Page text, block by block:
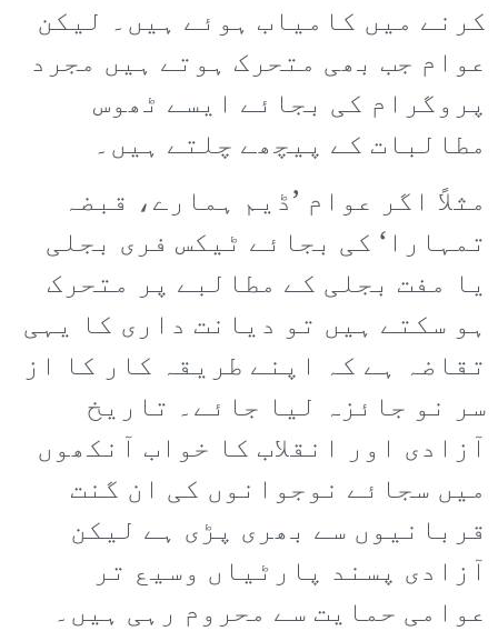
کرنے میں کامیاب ہوئے ہیں۔ لیکن
عوام جب بھی متحرک ہوتے ہیں مجرد
پروگرام کی بجائے ایسے ٹھوس
مطالبات کے پیچھے چلتے ہیں۔
مثلاً اگر عوام ’ڈیم ہمارے، قبضہ
تمہارا‘ کی بجائے ٹیکس فری بجلی
یا مفت بجلی کے مطالبے پر متحرک
ہو سکتے ہیں تو دیانت داری کا یہی
تقاضہ ہے کہ اپنے طریقہ کار کا از
سر نو جائزہ لیا جائے۔ تاریخ
آزادی اور انقلاب کا خواب آنکھوں
میں سجائے نوجوانوں کی ان گنت
قربانیوں سے بھری پڑی ہے لیکن
آزادی پسند پارٹیاں وسیع تر
عوامی حمایت سے محروم رہی ہیں۔